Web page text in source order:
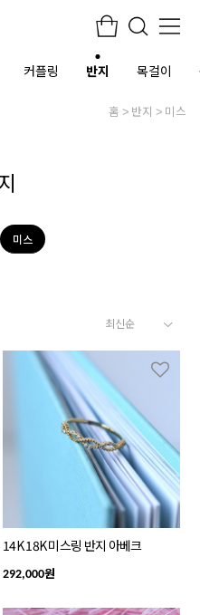
커플링 반지 목걸이
홈 반지 미스
미스
14K 18K 미스링 반지 아베크
292,000원